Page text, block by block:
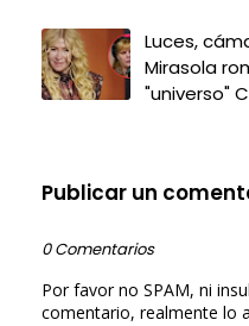
Luces,
Mirasola
"universo"
Publicar un
0 Comentarios
Por favor no SPAM, ni
comentario, realmente lo